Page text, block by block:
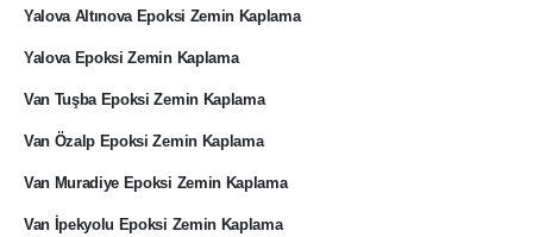
Yalova Altınova Epoksi Zemin Kaplama
Yalova Epoksi Zemin Kaplama
Van Tuşba Epoksi Zemin Kaplama
Van Özalp Epoksi Zemin Kaplama
Van Muradiye Epoksi Zemin Kaplama
Van İpekyolu Epoksi Zemin Kaplama